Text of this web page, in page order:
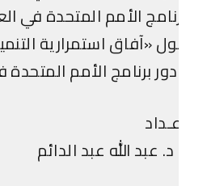
الأمم المتحدة في
«آفاق استمرارية التنمية
برنامج الأمم المتحدة في
د. عبد الله عبد الدائم